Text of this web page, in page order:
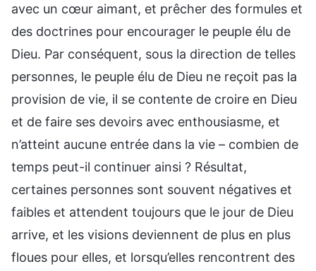
avec un cœur aimant, et prêcher des formules et
des doctrines pour encourager le peuple élu de
Dieu. Par conséquent, sous la direction de telles
personnes, le peuple élu de Dieu ne reçoit pas la
provision de vie, il se contente de croire en Dieu
et de faire ses devoirs avec enthousiasme, et
n’atteint aucune entrée dans la vie – combien de
temps peut-il continuer ainsi ? Résultat,
certaines personnes sont souvent négatives et
faibles et attendent toujours que le jour de Dieu
arrive, et les visions deviennent de plus en plus
floues pour elles, et lorsqu’elles rencontrent des